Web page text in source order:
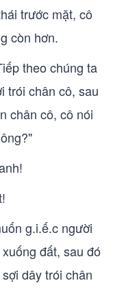
trước mặt, cô
còn hơn.
theo chúng ta
trói chân cô, sau
chân cô, cô nói
g.i.ế.c người
đất, sau đó
dây trói chân